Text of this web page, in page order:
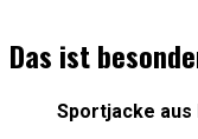
Das ist
Sportjacke